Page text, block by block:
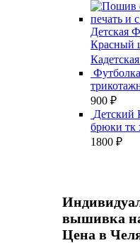
Детская
Красный
900 ₽
Детский
брюки тк
1800 ₽
вышивка
Цена в